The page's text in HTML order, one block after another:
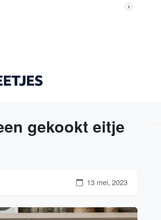
X
gekookt eitje
13 mei, 2023